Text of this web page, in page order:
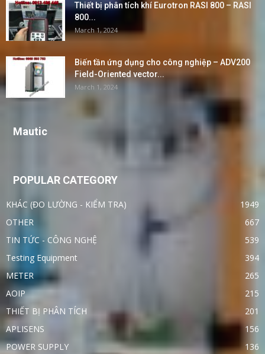
Thiết bị phân tích khí Eurotron RASI 800 – RASI
800...
March 1, 2024
Biến tần ứng dụng cho công nghiệp – ADV200
Field-Oriented vector...
March 1, 2024
Mautic
POPULAR CATEGORY
KHÁC (ĐO LƯỜNG - KIỂM TRA)
1949
OTHER
667
TIN TỨC - CÔNG NGHỆ
539
Testing Equipment
394
METER
265
AOIP
215
THIẾT BỊ PHÂN TÍCH
201
APLISENS
156
POWER SUPPLY
136